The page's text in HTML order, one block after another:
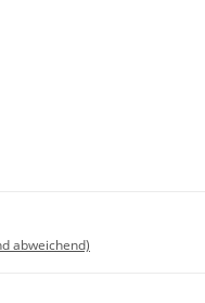
abweichend)